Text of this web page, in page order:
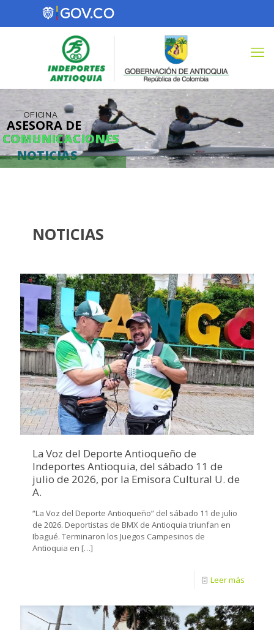
OFICINA
COMUNICACIONES
NOTICIAS
ASESORA DE
COMUNICACIONES
NOTICIAS
La Voz del Deporte Antioqueño de
Indeportes Antioquia, del sábado 11 de
julio de 2026, por la Emisora Cultural U. de
A.
“La Voz del Deporte Antioqueño” del sábado 11 de julio
de 2026. Deportistas de BMX de Antioquia triunfan en
Ibagué. Terminaron los Juegos Campesinos de
Antioquia en […]
Leer más